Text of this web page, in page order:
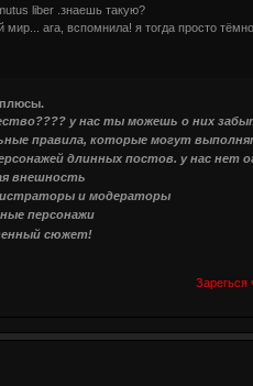
liber .знаешь такую?
ага, вспомнила! я тогда просто
плюсы.
у нас ты можешь о них
правила, которые могут
длинных постов. у нас нет
внешность
и модераторы
персонажи
сюжет!
Зарегься